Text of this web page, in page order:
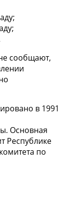
сообщают,
в 1991
Основная
Республике
по